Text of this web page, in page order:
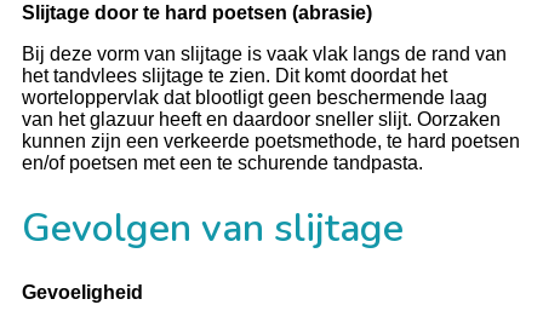
Slijtage door te hard poetsen (abrasie)
Bij deze vorm van slijtage is vaak vlak langs de rand van
het tandvlees slijtage te zien. Dit komt doordat het
worteloppervlak dat blootligt geen beschermende laag
van het glazuur heeft en daardoor sneller slijt. Oorzaken
kunnen zijn een verkeerde poetsmethode, te hard poetsen
en/of poetsen met een te schurende tandpasta.
Gevolgen van slijtage
Gevoeligheid